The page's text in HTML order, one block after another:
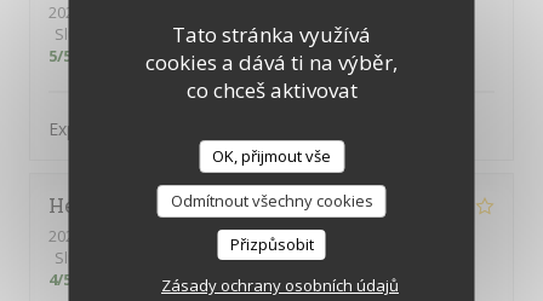
Tato stránka využívá
cookies a dává ti na výběr,
co chceš aktivovat
OK, přijmout vše
Odmítnout všechny cookies
Přizpůsobit
Zásady ochrany osobních údajů
2026-05-21
Služba
Atmosféra :4/5 Kuchyně: 4/5 Kvalita / Cena
5/5
Expérience sympathique !
Hélène
2026-05-27
- 12:00 - Hosté 4
Služba
Atmosféra:5/5 Kuchyně:
4/5